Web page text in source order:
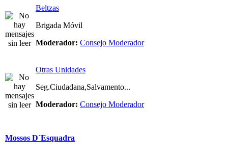
Beltzas
Brigada Móvil
Moderador: Consejo Moderador
Otras Unidades
Seg.Ciudadana,Salvamento...
Moderador: Consejo Moderador
Mossos D´Esquadra